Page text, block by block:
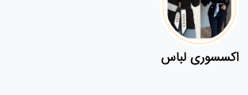
اکسسوری لباس